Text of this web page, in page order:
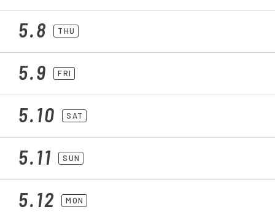
5.8 THU
5.9 FRI
5.10 SAT
5.11 SUN
5.12 MON